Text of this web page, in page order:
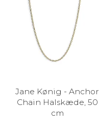
Jane Kønig - Anchor
Chain Halskæde, 50
cm